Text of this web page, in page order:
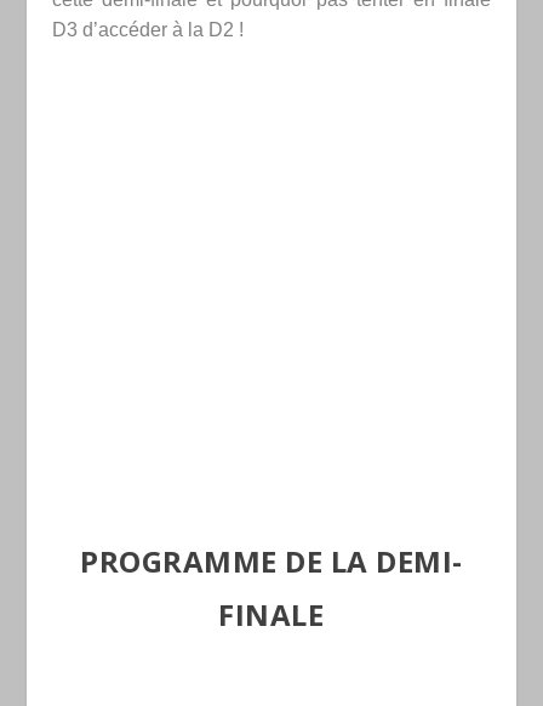
D3 d’accéder à la D2 !
PROGRAMME DE LA DEMI-
FINALE